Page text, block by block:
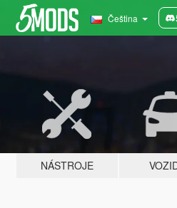
Čeština
NÁSTROJE